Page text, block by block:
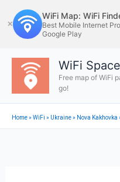
to
content
✕
WiFi Map: WiFi
Best Mobile Internet
Google Play
WiFi Space
Free map of WiFi
go!
Home»WiFi » Ukraine» Nova Kakhovka